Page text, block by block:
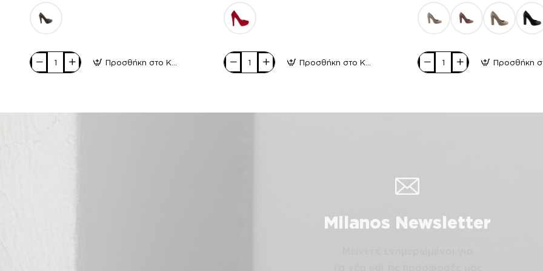
Stefania
Γυναικείες
Suede
Προσθήκη στο Καλάθι
Stefania
Γυναικείες
Suede
Προσθήκη στο Καλάθι
Stefania
Γυναικείες
Suede
Milanos Newsletter